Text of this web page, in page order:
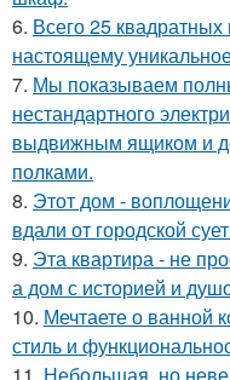
6. Всего 25
настоящему
7. Мы показываем
нестандартного
выдвижным ящиком и
полками.
8. Этот дом -
вдали от городской
9. Эта квартира - не
а дом с историей и
10. Мечтаете о ванной
стиль и